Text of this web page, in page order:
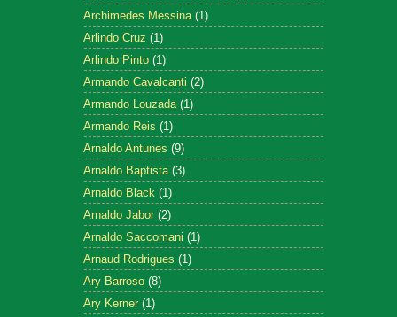
Archimedes Messina (1)
Arlindo Cruz (1)
Arlindo Pinto (1)
Armando Cavalcanti (2)
Armando Louzada (1)
Armando Reis (1)
Arnaldo Antunes (9)
Arnaldo Baptista (3)
Arnaldo Black (1)
Arnaldo Jabor (2)
Arnaldo Saccomani (1)
Arnaud Rodrigues (1)
Ary Barroso (8)
Ary Kerner (1)